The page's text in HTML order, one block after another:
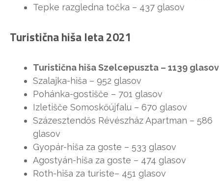
Tepke razgledna točka – 437 glasov
Turistična hiša leta 2021
Turistična hiša Szelcepuszta – 1139 glasov
Szalajka-hiša – 952 glasov
Pohánka-gostišče – 701 glasov
Izletišče Somoskőújfalu – 670 glasov
Százesztendős Révészház Apartman – 586
glasov
Gyopár-hiša za goste – 533 glasov
Agostyán-hiša za goste – 474 glasov
Roth-hiša za turiste– 451 glasov